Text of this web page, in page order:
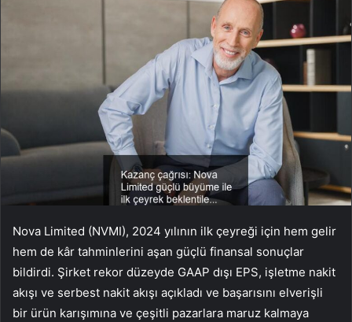
Nova Limited (NVMI), 2024 yılının ilk çeyreği için hem gelir
hem de kâr tahminlerini aşan güçlü finansal sonuçlar
bildirdi. Şirket rekor düzeyde GAAP dışı EPS, işletme nakit
akışı ve serbest nakit akışı açıkladı ve başarısını elverişli
bir ürün karışımına ve çeşitli pazarlara maruz kalmaya